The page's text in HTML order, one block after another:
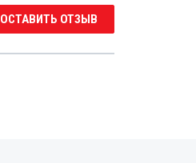
ОСТАВИТЬ ОТЗЫВ